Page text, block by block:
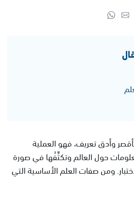
بأقصر وأدق تعريف، فهو العملية
حول العالم وتكثِّفُها في صورة
ومن صفات العلم الأساسية التي